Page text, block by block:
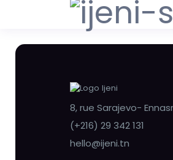
8, rue Sarajevo-
(+216) 29 342 131
hello@ijeni.tn